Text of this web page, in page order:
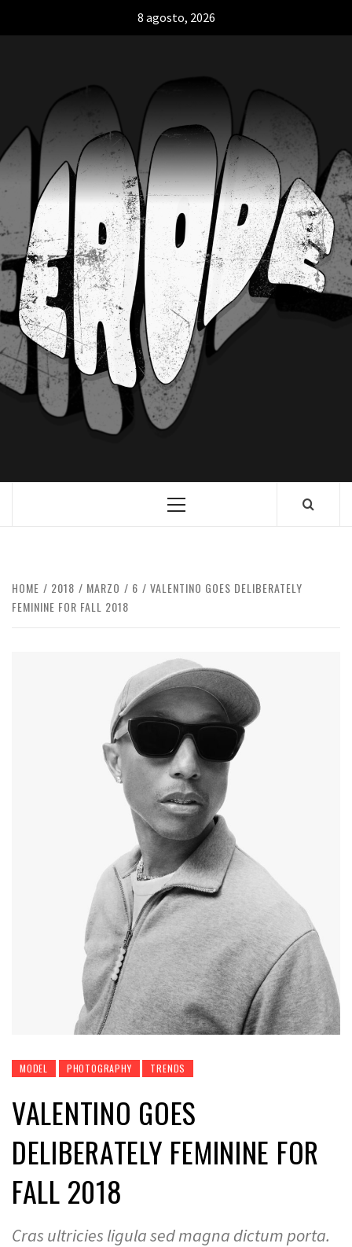
8 agosto, 2026
HOME 2018 MARZO 6
VALENTINO GOES DELIBERATELY
FEMININE FOR FALL 2018
MODEL PHOTOGRAPHY TRENDS
VALENTINO GOES
DELIBERATELY FEMININE FOR
FALL 2018
Cras ultricies ligula sed magna dictum porta.